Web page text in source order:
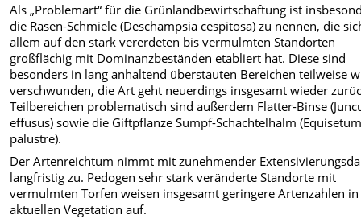
Als „Problemart“ für die Grünlandbewirtschaftung ist
die Rasen-Schmiele (Deschampsia cespitosa) zu nennen, die
allem auf den stark vererdeten bis vermulmten Standorten
großflächig mit Dominanzbeständen etabliert hat. Diese sind
besonders in lang anhaltend überstauten Bereichen teilweise
verschwunden, die Art geht neuerdings insgesamt wieder
Teilbereichen problematisch sind außerdem Flatter-Binse
effusus) sowie die Giftpflanze Sumpf-Schachtelhalm
palustre).
Der Artenreichtum nimmt mit zunehmender
langfristig zu. Pedogen sehr stark veränderte Standorte mit
vermulmten Torfen weisen insgesamt geringere Artenzahlen
aktuellen Vegetation auf.